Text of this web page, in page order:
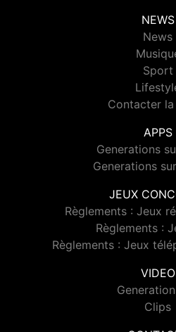
NEWS
News
Sport
Contacter
APPS
Generations
Generations
JEUX
Règlements : Jeux
Règlements :
Règlements : Jeux
VIDEO
Clips